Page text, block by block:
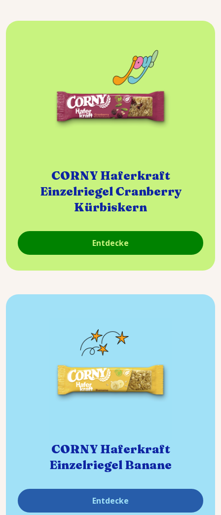
CORNY Haferkraft
Einzelriegel Cranberry
Kürbiskern
Entdecke
CORNY Haferkraft
Einzelriegel Banane
Entdecke